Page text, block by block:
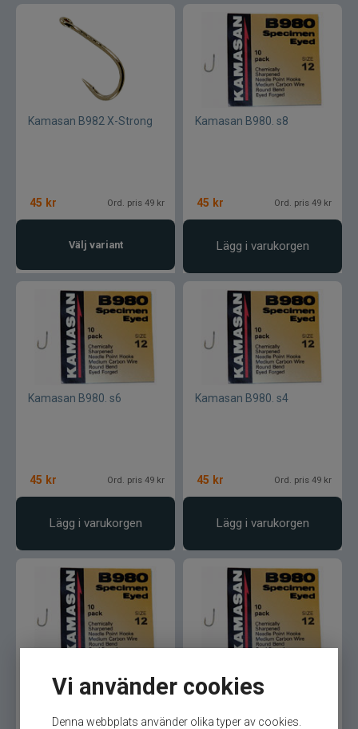
Vi använder cookies
Denna webbplats använder olika typer av cookies.
Kero
Maxximus
McLean
Mepps
Mitchell
Mora
Mustad
Myran
Nils Master
Normark
Okuma
Owner
Kamasan B982 X-Strong
45 kr Ord. pris 49 kr
Välj variant
Kamasan B980. s8
45 kr Ord. pris 49 kr
Lägg i varukorgen
Kamasan B980. s6
45 kr Ord. pris 49 kr
Lägg i varukorgen
Kamasan B980. s4
45 kr Ord. pris 49 kr
Lägg i varukorgen
Kamasan B980. s2 Kamasan B980. s12